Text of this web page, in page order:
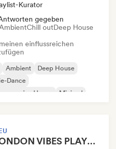
Kurator
gegeben
Chill outDeep House
einflussreichen
Ambient
Deep House
Dance
House
Minimal
LONDON VIBES PLAYLIST